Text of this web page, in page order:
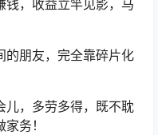
钱，收益立竿见影，马
的朋友，完全靠碎片化
儿，多劳多得，既不耽
务！